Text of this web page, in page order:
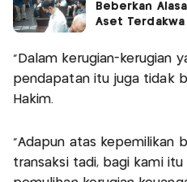
Beberkan
Aset
"Dalam kerugian-kerugian
pendapatan itu juga tidak
Hakim.
"Adapun atas kepemilikan
transaksi tadi, bagi kami itu